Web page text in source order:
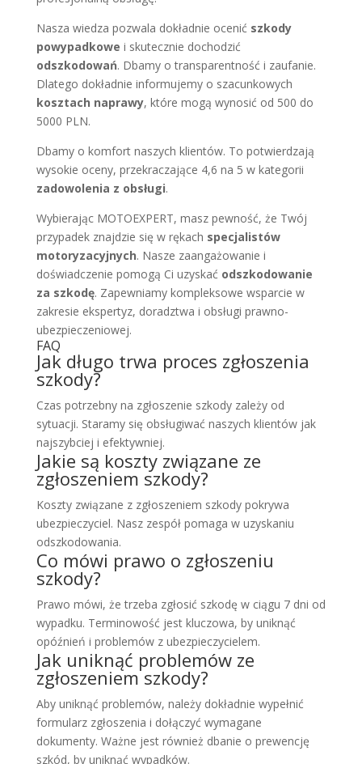
Nasza wiedza pozwala dokładnie ocenić szkody
powypadkowe i skutecznie dochodzić
odszkodowań. Dbamy o transparentność i zaufanie.
Dlatego dokładnie informujemy o szacunkowych
kosztach naprawy, które mogą wynosić od 500 do
5000 PLN.
Dbamy o komfort naszych klientów. To potwierdzają
wysokie oceny, przekraczające 4,6 na 5 w kategorii
zadowolenia z obsługi.
Wybierając MOTOEXPERT, masz pewność, że Twój
przypadek znajdzie się w rękach specjalistów
motoryzacyjnych. Nasze zaangażowanie i
doświadczenie pomogą Ci uzyskać odszkodowanie
za szkodę. Zapewniamy kompleksowe wsparcie w
zakresie ekspertyz, doradztwa i obsługi prawno-
ubezpieczeniowej.
FAQ
Jak długo trwa proces zgłoszenia
szkody?
Czas potrzebny na zgłoszenie szkody zależy od
sytuacji. Staramy się obsługiwać naszych klientów jak
najszybciej i efektywniej.
Jakie są koszty związane ze
zgłoszeniem szkody?
Koszty związane z zgłoszeniem szkody pokrywa
ubezpieczyciel. Nasz zespół pomaga w uzyskaniu
odszkodowania.
Co mówi prawo o zgłoszeniu
szkody?
Prawo mówi, że trzeba zgłosić szkodę w ciągu 7 dni od
wypadku. Terminowość jest kluczowa, by uniknąć
opóźnień i problemów z ubezpieczycielem.
Jak uniknąć problemów ze
zgłoszeniem szkody?
Aby uniknąć problemów, należy dokładnie wypełnić
formularz zgłoszenia i dołączyć wymagane
dokumenty. Ważne jest również dbanie o prewencję
szkód, by uniknąć wypadków.